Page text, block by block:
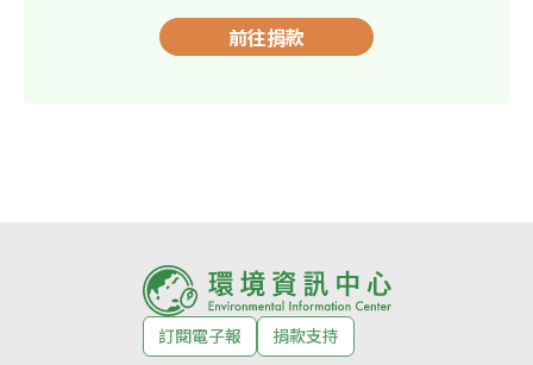
前往捐款
訂閱電子報
捐款支持